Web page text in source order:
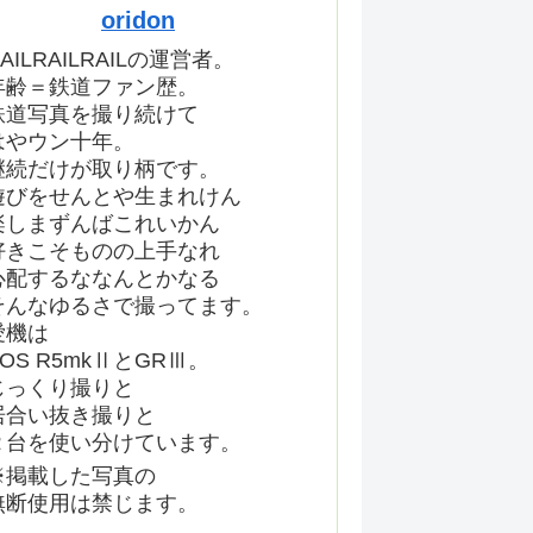
oridon
の運営者。
齢＝鉄道ファン歴。
道写真を撮り続けて
やウン十年。
続だけが取り柄です。
びをせんとや生まれけん
しまずんばこれいかん
きこそものの上手なれ
配するななんとかなる
んなゆるさで撮ってます。
機は
R5mkⅡとGRⅢ。
っくり撮りと
合い抜き撮りと
台を使い分けています。
載した写真の
断使用は禁じます。